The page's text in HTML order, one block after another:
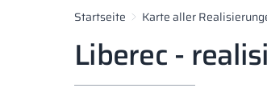
Startseite Karte aller
Liberec -